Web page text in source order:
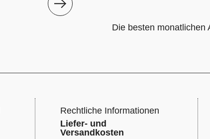
Abonnieren
Die besten monatlichen
Rechtliche Informationen
Liefer- und
Versandkosten